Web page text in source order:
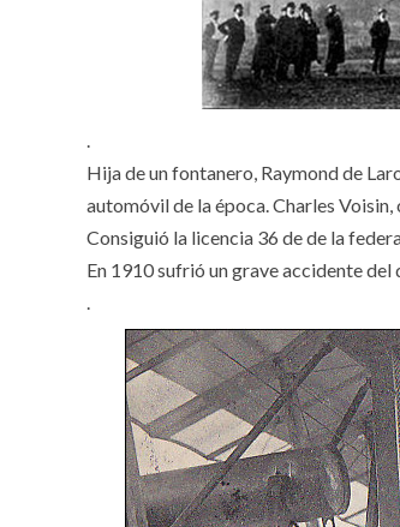
.
Hija de un fontanero, Raymond de
automóvil de la época. Charles
Consiguió la licencia 36 de de la
En 1910 sufrió un grave accidente
.